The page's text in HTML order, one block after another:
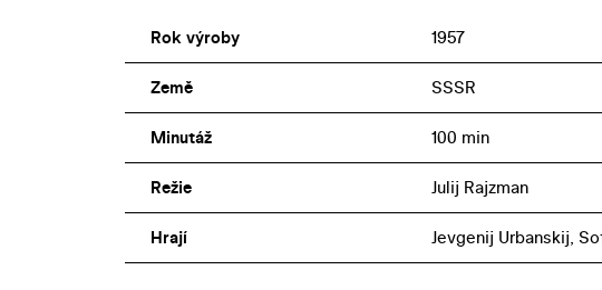
Rok výroby 1957
Země SSSR
Minutáž 100 min
Režie Julij Rajzman
Hrají Jevgenij Urbanskij,